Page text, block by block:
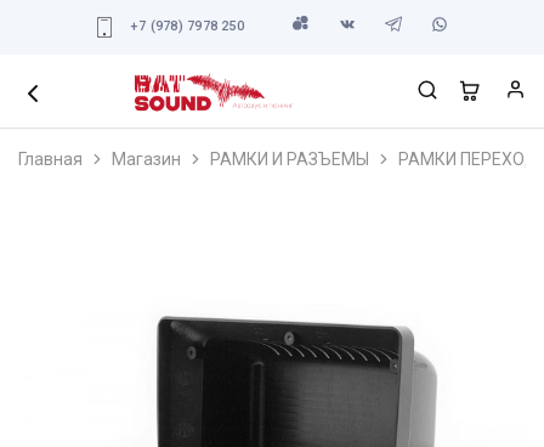
+7 (978) 7978 250
Главная Магазин РАМКИ И РАЗЪЕМЫ РАМКИ